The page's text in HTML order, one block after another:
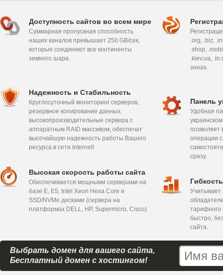
Доступность сайтов во всем мире
Суммарная пропускная способность
наших каналов превышает 250 GB/сек,
которые соединяют все континенты
земного шара.
Надежность и Стабильность
Круглосуточный мониторинг серверов,
резервное копирование данных,
высокопроизводительные сервера с
аппаратным RAID массивом, обеспечат
высочайшую надежность работы Вашего
ресурса в сети Internet!
Высокая скорость работы сайта
Обеспечивается мощными серверами на
базе E, E5, Intel Xeon Hexa Сore и
SSD/NVMe дисками (сервера на
платформах DELL, HP, Supermicro, Cisco)
.org, .biz,
.shop,
.kiev.ua,
зонах.
Панель
Удобная
позволяет
операции
сразу.
Учитывает
тарифного
быстро,
сайта.
Выбрать домен для вашего сайта,
Бесплатный домен с хостингом!